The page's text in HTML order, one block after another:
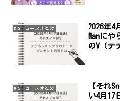
BTSニュースまとめ
2026年4
Manにや
のV（テ
BTSニュースまとめ
【それ
い4月17